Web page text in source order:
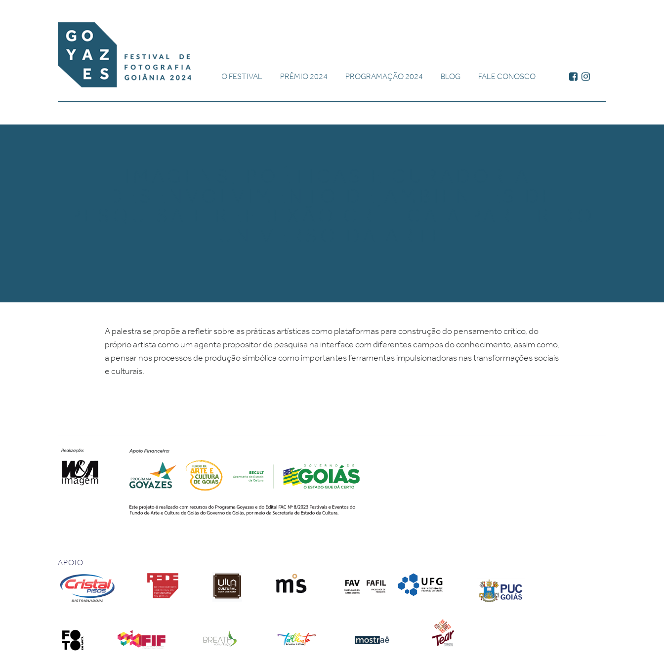
O FESTIVAL PRÊMIO 2024 PROGRAMAÇÃO 2024 BLOG FALE CONOSCO
A palestra se propõe a refletir sobre as práticas artísticas como plataformas para construção do pensamento crítico, do
próprio artista como um agente propositor de pesquisa na interface com diferentes campos do conhecimento, assim como,
a pensar nos processos de produção simbólica como importantes ferramentas impulsionadoras nas transformações sociais
e culturais.
APOIO